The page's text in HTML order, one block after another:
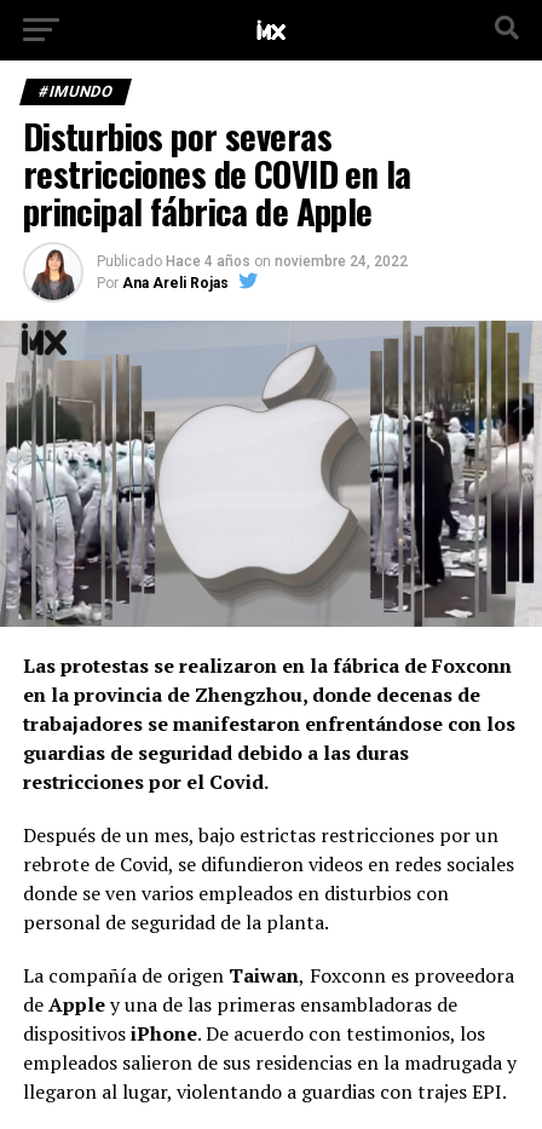
#IMUNDO
Disturbios por severas
restricciones de COVID en la
principal fábrica de Apple
Publicado Hace 4 años on noviembre 24, 2022
Por Ana Areli Rojas
Las protestas se realizaron en la fábrica de Foxconn
en la provincia de Zhengzhou, donde decenas de
trabajadores se manifestaron enfrentándose con los
guardias de seguridad debido a las duras
restricciones por el Covid.
Después de un mes, bajo estrictas restricciones por un
rebrote de Covid, se difundieron videos en redes sociales
donde se ven varios empleados en disturbios con
personal de seguridad de la planta.
La compañía de origen Taiwan, Foxconn es proveedora
deAppley una de las primeras ensambladoras de
dispositivosiPhone. De acuerdo con testimonios, los
empleados salieron de sus residencias en la madrugada y
llegaron al lugar, violentando a guardias con trajes EPI.